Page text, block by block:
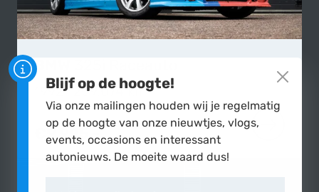
BMW
1992|209.074 km
€9.995,-
Blijf op de hoogte!
Via onze mailingen houden wij je regelmatig
op de hoogte van onze nieuwtjes, vlogs,
events, occasions en interessant
autonieuws. De moeite waard dus!